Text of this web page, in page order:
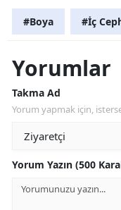
#Boya #İç
Yorumlar
Takma Ad
Yorum yapmak için,
Yorum Yazın (500